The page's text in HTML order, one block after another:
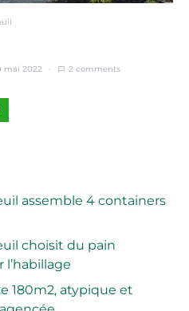
mai 2022 2 comments
assemble 4 containers
choisit du pain
180m2, atypique et